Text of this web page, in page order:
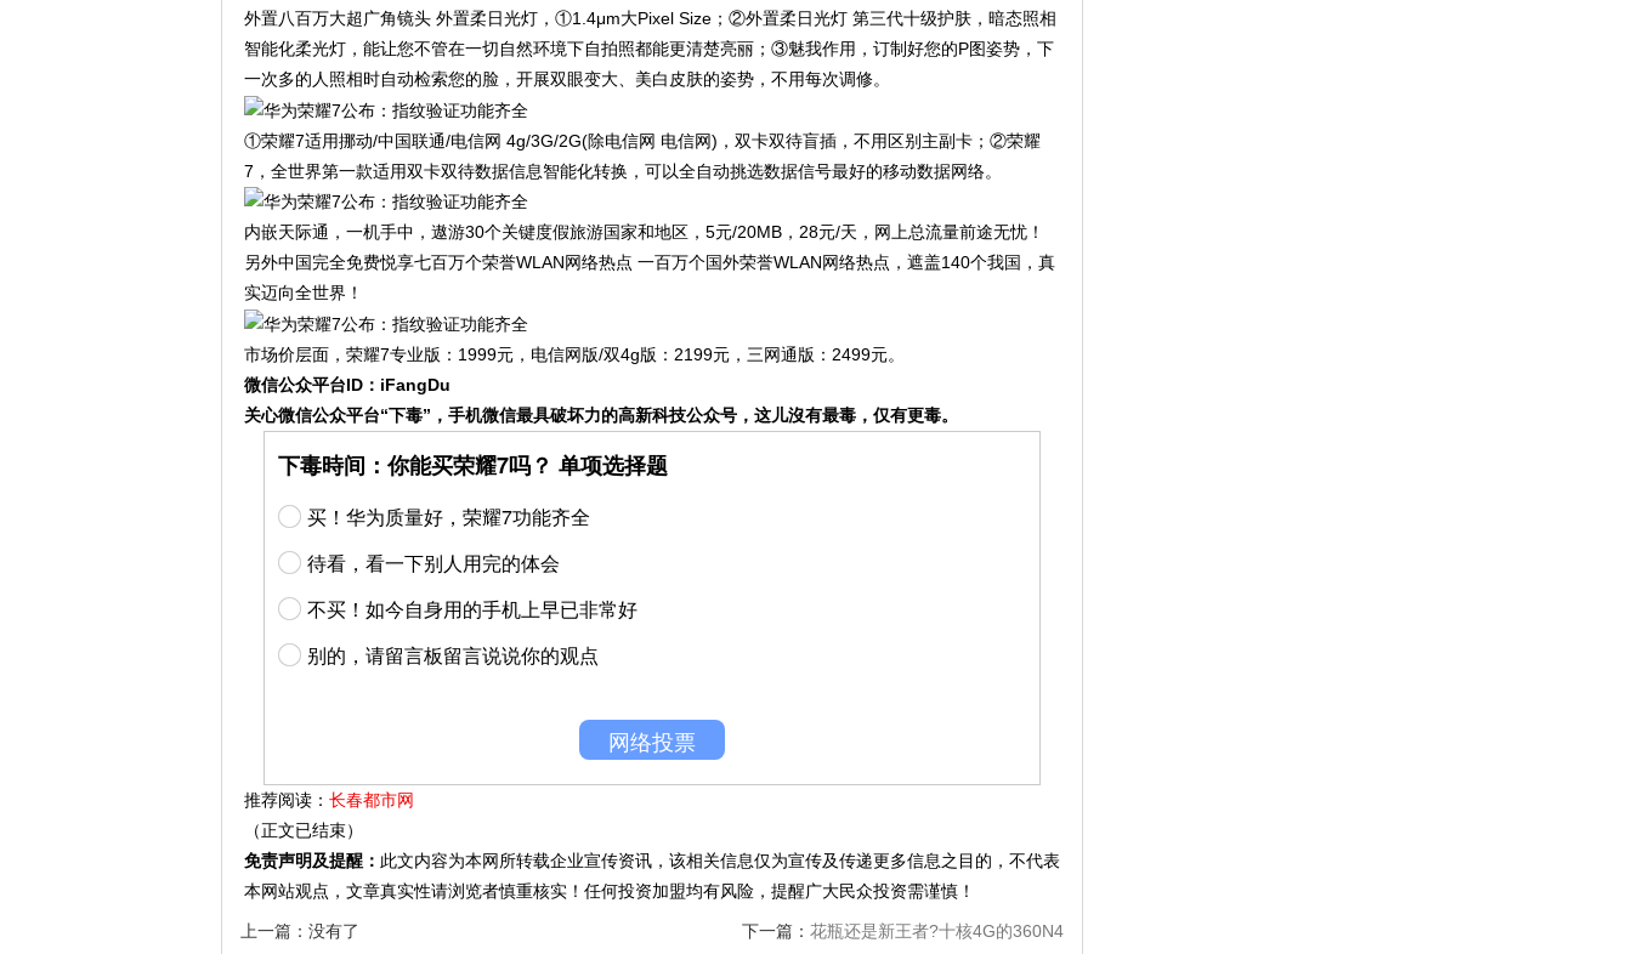
外置八百万大超广角镜头 外置柔日光灯，①1.4μm大Pixel Size；②外置柔日光灯 第三代十级护肤，暗态照相
智能化柔光灯，能让您不管在一切自然环境下自拍照都能更清楚亮丽；③魅我作用，订制好您的P图姿势，下
一次多的人照相时自动检索您的脸，开展双眼变大、美白皮肤的姿势，不用每次调修。
①荣耀7适用挪动/中国联通/电信网 4g/3G/2G(除电信网 电信网)，双卡双待盲插，不用区别主副卡；②荣耀
7，全世界第一款适用双卡双待数据信息智能化转换，可以全自动挑选数据信号最好的移动数据网络。
内嵌天际通，一机手中，遨游30个关键度假旅游国家和地区，5元/20MB，28元/天，网上总流量前途无忧！
另外中国完全免费悦享七百万个荣誉WLAN网络热点 一百万个国外荣誉WLAN网络热点，遮盖140个我国，真
实迈向全世界！
市场价层面，荣耀7专业版：1999元，电信网版/双4g版：2199元，三网通版：2499元。
微信公众平台ID：iFangDu
关心微信公众平台“下毒”，手机微信最具破坏力的高新科技公众号，这儿沒有最毒，仅有更毒。
下毒時间：你能买荣耀7吗？ 单项选择题
买！华为质量好，荣耀7功能齐全
待看，看一下别人用完的体会
不买！如今自身用的手机上早已非常好
别的，请留言板留言说说你的观点
网络投票
推荐阅读： 长春都市网
（正文已结束）
免责声明及提醒： 此文内容为本网所转载企业宣传资讯，该相关信息仅为宣传及传递更多信息之目的，不代表
本网站观点，文章真实性请浏览者慎重核实！任何投资加盟均有风险，提醒广大民众投资需谨慎！
上一篇：没有了 下一篇： 花瓶还是新王者?十核4G的360N4